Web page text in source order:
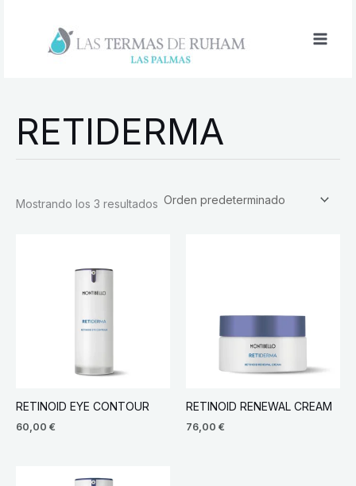
contenido
RETIDERMA
Mostrando los 3 resultados
RETINOID EYE CONTOUR
60,00 €
RETINOID RENEWAL CREAM
76,00 €